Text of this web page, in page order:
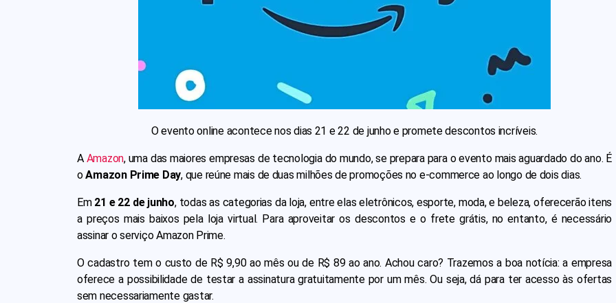
O evento online acontece nos dias 21 e 22 de junho e promete descontos incríveis.
A Amazon, uma das maiores empresas de tecnologia do mundo, se prepara para o evento mais aguardado do ano. É
oAmazon Prime Day, que reúne mais de duas milhões de promoções no e-commerce ao longo de dois dias.
Em 21 e 22 de junho, todas as categorias da loja, entre elas eletrônicos, esporte, moda, e beleza, oferecerão itens
a preços mais baixos pela loja virtual. Para aproveitar os descontos e o frete grátis, no entanto, é necessário
assinar o serviço Amazon Prime.
O cadastro tem o custo de R$ 9,90 ao mês ou de R$ 89 ao ano. Achou caro? Trazemos a boa notícia: a empresa
oferece a possibilidade de testar a assinatura gratuitamente por um mês. Ou seja, dá para ter acesso às ofertas
sem necessariamente gastar.